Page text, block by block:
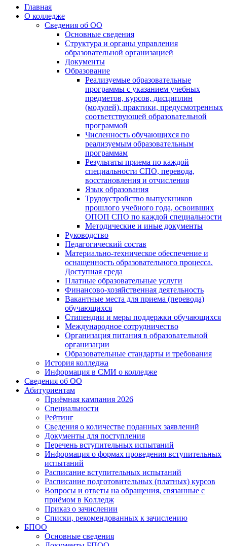
Главная
О колледже
Сведения об ОО
Основные сведения
Структура и органы управления
образовательной организацией
Документы
Образование
Реализуемые образовательные
программы с указанием учебных
предметов, курсов, дисциплин
(модулей), практики, предусмотренных
соответствующей образовательной
программой
Численность обучающихся по
реализуемым образовательным
программам
Результаты приема по каждой
специальности СПО, перевода,
восстановления и отчисления
Язык образования
Трудоустройство выпускников
прошлого учебного года, освоивших
ОПОП СПО по каждой специальности
Методические и иные документы
Руководство
Педагогический состав
Материально-техническое обеспечение и
оснащенность образовательного процесса.
Доступная среда
Платные образовательные услуги
Финансово-хозяйственная деятельность
Вакантные места для приема (перевода)
обучающихся
Стипендии и меры поддержки обучающихся
Международное сотрудничество
Организация питания в образовательной
организации
Образовательные стандарты и требования
История колледжа
Информация в СМИ о колледже
Сведения об ОО
Абитуриентам
Приёмная кампания 2026
Специальности
Рейтинг
Сведения о количестве поданных заявлений
Документы для поступления
Перечень вступительных испытаний
Информация о формах проведения вступительных
испытаний
Расписание вступительных испытаний
Расписание подготовительных (платных) курсов
Вопросы и ответы на обращения, связанные с
приёмом в Колледж
Приказ о зачислении
Списки, рекомендованных к зачислению
БПОО
Основные сведения